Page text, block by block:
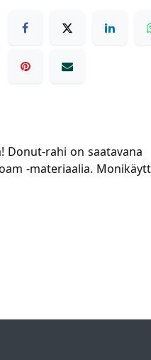
Donut-rahi on saatavana
-materiaalia.